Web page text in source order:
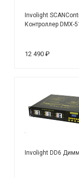
Involight
Контроллер DMX-
12 490 ₽
Involight DD6